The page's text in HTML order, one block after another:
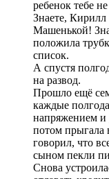
ребенок тебе
Знаете,
Машенькой!
положила
список.
А спустя
на развод.
Прошло ещё
каждые
напряжением и
потом прыгала
говорил, что
сыном пекли
Снова